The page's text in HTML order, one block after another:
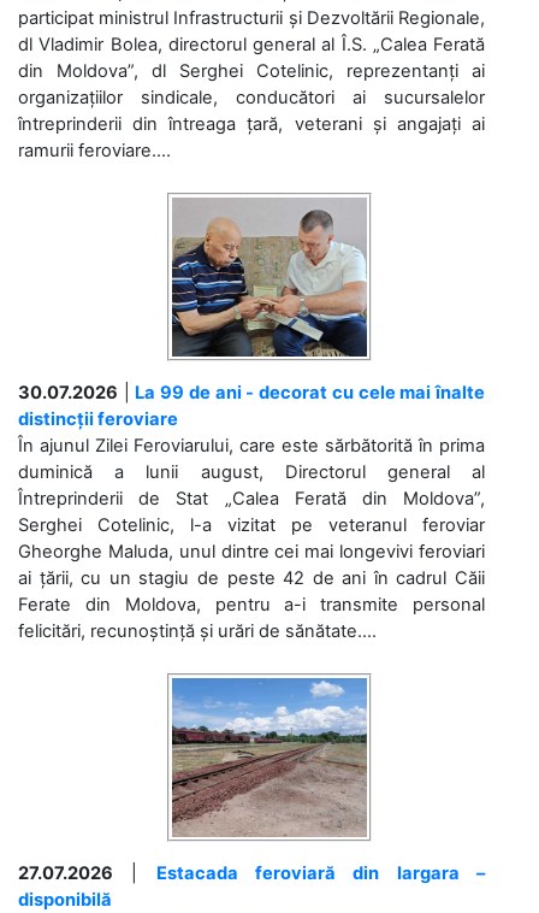
participat ministrul Infrastructurii și Dezvoltării Regionale,
dl Vladimir Bolea, directorul general al Î.S. „Calea Ferată
din Moldova”, dl Serghei Cotelinic, reprezentanți ai
organizațiilor sindicale, conducători ai sucursalelor
întreprinderii din întreaga țară, veterani și angajați ai
ramurii feroviare....
30.07.2026
La 99 de ani - decorat cu cele mai înalte
distincții feroviare
În ajunul Zilei Feroviarului, care este sărbătorită în prima
duminică a lunii august, Directorul general al
Întreprinderii de Stat „Calea Ferată din Moldova”,
Serghei Cotelinic, l-a vizitat pe veteranul feroviar
Gheorghe Maluda, unul dintre cei mai longevivi feroviari
ai țării, cu un stagiu de peste 42 de ani în cadrul Căii
Ferate din Moldova, pentru a-i transmite personal
felicitări, recunoștință și urări de sănătate....
27.07.2026
Estacada feroviară din Iargara –
disponibilă